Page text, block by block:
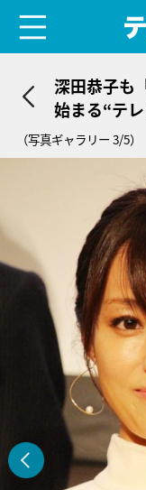
深田恭子も
始まる“テ
（写真ギャラリー 3/5）